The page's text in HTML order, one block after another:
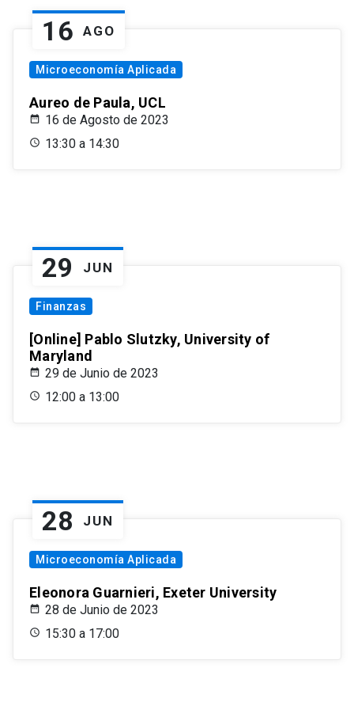
16 AGO
Microeconomía Aplicada
Aureo de Paula, UCL
16 de Agosto de 2023
13:30 a 14:30
29 JUN
Finanzas
[Online] Pablo Slutzky, University of
Maryland
29 de Junio de 2023
12:00 a 13:00
28 JUN
Microeconomía Aplicada
Eleonora Guarnieri, Exeter University
28 de Junio de 2023
15:30 a 17:00